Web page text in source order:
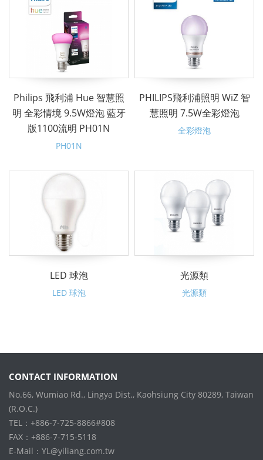
Philips 飛利浦 Hue 智慧照
明 全彩情境 9.5W燈泡 藍牙
版1100流明 PH01N
PH01N
PHILIPS飛利浦照明 WiZ 智
慧照明 7.5W全彩燈泡
全彩燈泡
LED 球泡
LED 球泡
光源類
光源類
CONTACT INFORMATION
No.66, Wumiao Rd., Lingya Dist., Kaohsiung City 80289, Taiwan
(R.O.C.)
TEL：+886-7-725-8866#808
FAX：+886-7-715-5118
E-Mail： YL@yiliang.com.tw